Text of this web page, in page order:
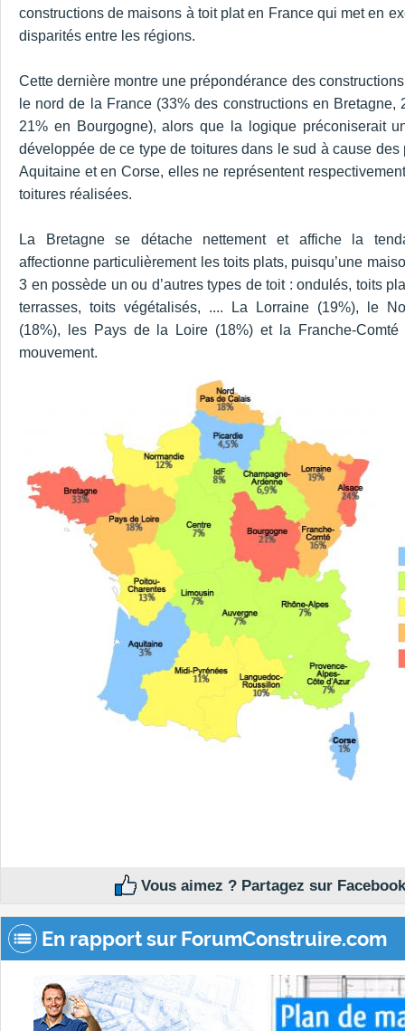
constructions de maisons à toit plat en France qui met en
disparités entre les régions.
Cette dernière montre une prépondérance des
le nord de la France (33% des constructions en Bretagne,
21% en Bourgogne), alors que la logique préconiserait
développée de ce type de toitures dans le sud à cause des
Aquitaine et en Corse, elles ne représentent
toitures réalisées.
La Bretagne se détache nettement et affiche la
affectionne particulièrement les toits plats, puisqu’une
3 en possède un ou d’autres types de toit : ondulés, toits
terrasses, toits végétalisés, .... La Lorraine (19%), le
(18%), les Pays de la Loire (18%) et la Franche-Comté
mouvement.
Vous aimez ? Partagez sur
En rapport sur ForumConstruire.com